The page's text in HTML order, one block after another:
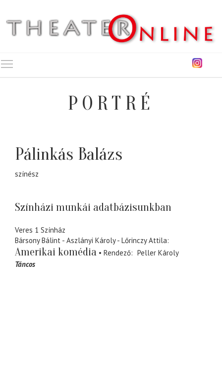
PORTRÉ
Pálinkás Balázs
színész
Színházi munkái adatbázisunkban
Veres 1 Színház
Bársony Bálint - Aszlányi Károly - Lőrinczy Attila
Amerikai komédia Rendező
Peller Károly
Táncos